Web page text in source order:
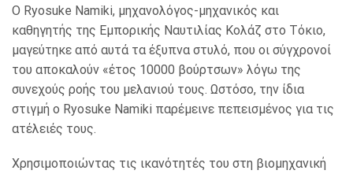
Ο Ryosuke Namiki, μηχανολόγος-μηχανικός και
καθηγητής της Εμπορικής Ναυτιλίας Κολάζ στο Τόκιο,
μαγεύτηκε από αυτά τα έξυπνα στυλό, που οι σύγχρονοί
του αποκαλούν «έτος 10000 βούρτσων» λόγω της
συνεχούς ροής του μελανιού τους. Ωστόσο, την ίδια
στιγμή ο Ryosuke Namiki παρέμεινε πεπεισμένος για τις
ατέλειές τους.
Χρησιμοποιώντας τις ικανότητές του στη βιομηχανική